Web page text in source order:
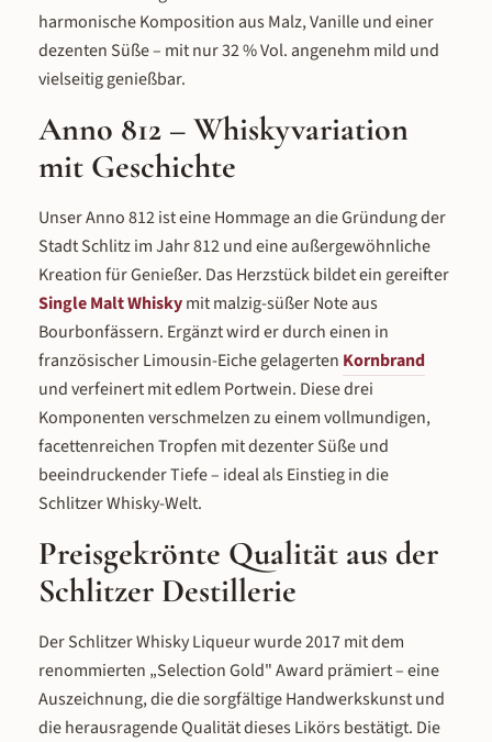
deutlich wahrnehmbare Traubensüße hinzu
– er rundet die Komposition ab und
verbindet die malzige Wärme des Whiskys
mit der Würze des Korns zu einem
harmonischen Ganzen. So schmeckt der
Anno 812 Schon in der Nase zeigt sich die
süße Note des Single Malts, die würzige Tiefe
des Limousin-Eichenfass-Korns und ein
feiner Hauch von Portwein-Frucht. Am
Gaumen entfaltet sich ein komplexes, mildes
einem Geschmackserlebnis, das sich von
35 % vol. machen den Abgang weich und
einzubüßen. Im Vergleich zu unseren Single
Malt Whiskys ist der Anno 812 milder und
süßer – ideal für alle, die Whisky-Aromen
lieben, aber einen weicheren Einstieg
suchen. Servierempfehlung – So genießt
man den Anno 812 Der Anno 812 entfaltet
sein volles Aroma bei einer Trinktemperatur
von 18 bis 20 °C in einem Tumbler. Die milden
35 % vol. laden zum puren Genuss ein – ohne
Wasser, ohne Eis. Als Digestif nach einem
kräftigen Essen ist er ideal: Die Portwein-
Süße harmoniert hervorragend mit Desserts
zu kräftigem Käse oder als Abschluss eines
Festmenüs. Passende Gläser finden Sie in
unserem Zubehör.
harmonische Komposition aus Malz, Vanille und einer
dezenten Süße – mit nur 32 % Vol. angenehm mild und
vielseitig genießbar.
Anno 812 – Whiskyvariation
mit Geschichte
Unser Anno 812 ist eine Hommage an die Gründung der
Stadt Schlitz im Jahr 812 und eine außergewöhnliche
Kreation für Genießer. Das Herzstück bildet ein gereifter
Single Malt Whiskymit malzig-süßer Note aus
Bourbonfässern. Ergänzt wird er durch einen in
französischer Limousin-Eiche gelagerten Kornbrand
und verfeinert mit edlem Portwein. Diese drei
Komponenten verschmelzen zu einem vollmundigen,
facettenreichen Tropfen mit dezenter Süße und
beeindruckender Tiefe – ideal als Einstieg in die
Schlitzer Whisky-Welt.
Preisgekrönte Qualität aus der
Schlitzer Destillerie
Der Schlitzer Whisky Liqueur wurde 2017 mit dem
renommierten „Selection Gold" Award prämiert – eine
Auszeichnung, die die sorgfältige Handwerkskunst und
die herausragende Qualität dieses Likörs bestätigt. Die